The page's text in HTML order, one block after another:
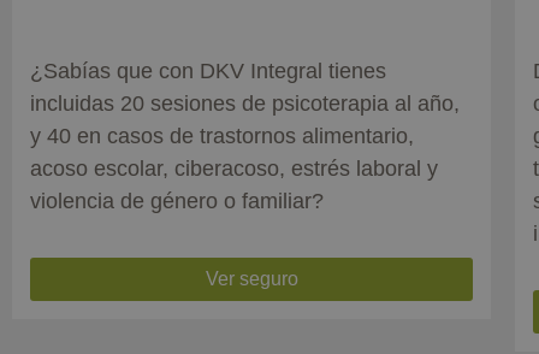
¿Sabías que con DKV Integral tienes
incluidas 20 sesiones de psicoterapia al año,
y 40 en casos de trastornos alimentario,
acoso escolar, ciberacoso, estrés laboral y
violencia de género o familiar?
Ver seguro